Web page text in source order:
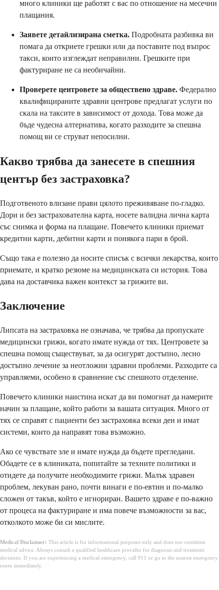
много клиники ще работят с вас по отношение на месечни
плащания.
Заявете детайлизирана сметка. Подробната разбивка ви
помага да откриете грешки или да поставите под въпрос
такси, които изглеждат неправилни. Грешките при
фактуриране не са необичайни.
Проверете центровете за обществено здраве. Федерално
квалифицираните здравни центрове предлагат услуги по
скала на таксите в зависимост от дохода. Това може да
бъде чудесна алтернатива, когато разходите за спешна
помощ ви се струват непосилни.
Какво трябва да занесете в спешния
център без застраховка?
Подготвеното влизане прави цялото преживяване по-гладко.
Дори и без застрахователна карта, носете валидна лична карта
със снимка и форма на плащане. Повечето клиники приемат
кредитни карти, дебитни карти и понякога пари в брой.
Също така е полезно да носите списък с всички лекарства, които
приемате, и кратко резюме на медицинската си история. Това
дава на доставчика важен контекст за грижите ви.
Заключение
Липсата на застраховка не означава, че трябва да пропускате
медицински грижи, когато имате нужда от тях. Центровете за
спешна помощ съществуват, за да осигурят достъпно, лесно
достъпно лечение за неотложни здравни проблеми. Разходите са
управляеми, особено в сравнение със спешното отделение.
Повечето клиники наистина искат да ви помогнат да намерите
начин за плащане, който работи за вашата ситуация. Много от
тях се справят с пациенти без застраховка всеки ден и имат
системи, които да направят това възможно.
Ако се чувствате зле и имате нужда да бъдете прегледани.
Обадете се в клиниката, попитайте за техните политики и
отидете да получите необходимите грижи. Малък здравен
проблем, лекуван рано, почти винаги е по-евтин и по-малко
сложен от такъв, който е игнориран. Вашето здраве е по-важно
от процеса на фактуриране и има повече възможности за вас,
отколкото може би си мислите.
Medical Disclaimer: This article is for informational purposes only and does not constitute
medical advice. Always consult a qualified healthcare provider for diagnosis and treatment
decisions. If you are experiencing a medical emergency, call 911 or go to the nearest emergency
room immediately.